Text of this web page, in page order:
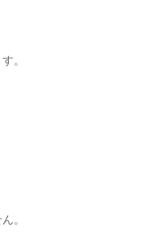
。
。